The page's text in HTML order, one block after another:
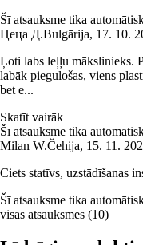
Šī atsauksme tika
Цеца Д.Bulgārija, 17. 10.
Ļoti labs leļļu mākslinieks.
labāk piegulošas, viens
bet e...
Skatīt vairāk
Šī atsauksme tika
Milan W.Čehija, 15. 11.
Ciets statīvs, uzstādīšanas
Šī atsauksme tika
visas atsauksmes (10)